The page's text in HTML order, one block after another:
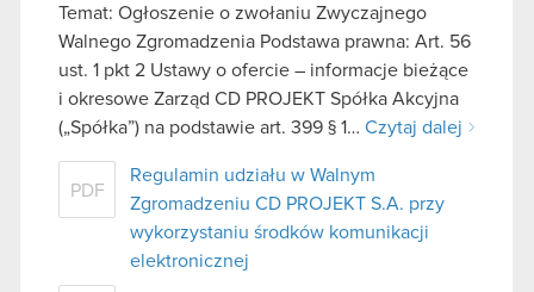
Temat: Ogłoszenie o zwołaniu Zwyczajnego
Walnego Zgromadzenia Podstawa prawna: Art. 56
ust. 1 pkt 2 Ustawy o ofercie – informacje bieżące
i okresowe Zarząd CD PROJEKT Spółka Akcyjna
(„Spółka”) na podstawie art. 399 § 1… Czytaj dalej
PDF
Regulamin udziału w Walnym
Zgromadzeniu CD PROJEKT S.A. przy
wykorzystaniu środków komunikacji
elektronicznej